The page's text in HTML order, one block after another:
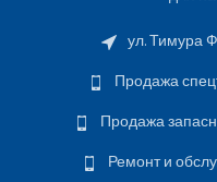
ул. Тимура
Продажа
Продажа
Ремонт и